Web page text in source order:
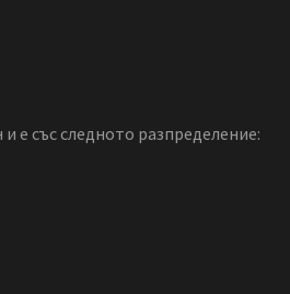
е със следното разпределение: